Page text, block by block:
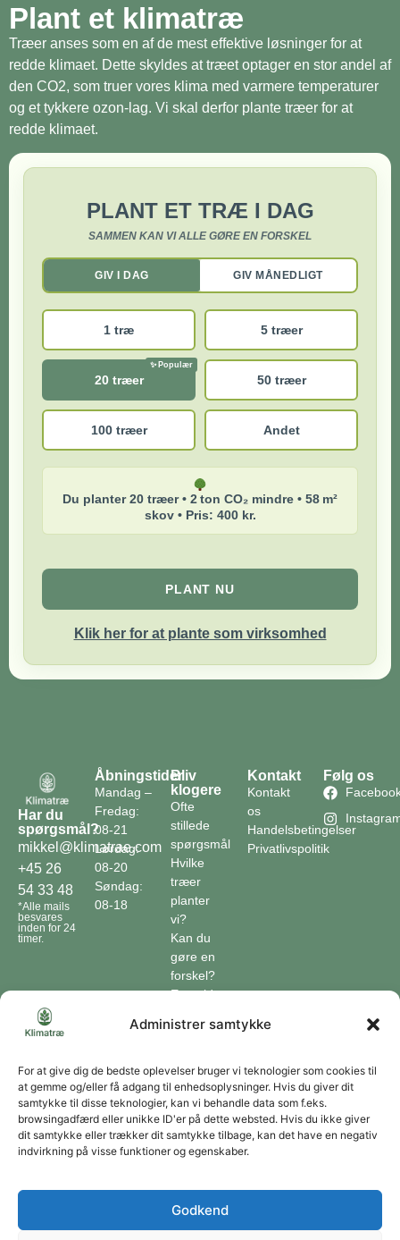
Administrer samtykke
For at give dig de bedste oplevelser bruger vi teknologier som cookies til
at gemme og/eller få adgang til enhedsoplysninger. Hvis du giver dit
samtykke til disse teknologier, kan vi behandle data som f.eks.
browsingadfærd eller unikke ID'er på dette websted. Hvis du ikke giver
dit samtykke eller trækker dit samtykke tilbage, kan det have en negativ
indvirkning på visse funktioner og egenskaber.
Godkend
Plant et klimatræ
Træer anses som en af de mest effektive løsninger for at
redde klimaet. Dette skyldes at træet optager en stor andel af
den CO2, som truer vores klima med varmere temperaturer
og et tykkere ozon-lag. Vi skal derfor plante træer for at
redde klimaet.
PLANT ET TRÆ I DAG
SAMMEN KAN VI ALLE GØRE EN FORSKEL
GIV I DAG GIV MÅNEDLIGT
1 træ 5 træer
20 træer 50 træer
100 træer Andet
Du planter 20 træer • 2 ton CO₂ mindre • 58 m²
skov • Pris: 400 kr.
PLANT NU
Klik her for at plante som virksomhed
Har du
spørgsmål?
mikkel@klimatrae.com
+45 26
54 33 48
*Alle mails
besvares
inden for 24
timer.
Åbningstider
Mandag –
Fredag:
08-21
Lørdag:
08-20
Søndag:
08-18
Bliv
klogere
Ofte
stillede
spørgsmål
Hvilke
træer
planter
vi?
Kan du
gøre en
forskel?
En guide
Klimaordbogen
optager
træer
co2?
Kontakt
Kontakt
os
Handelsbetingelser
Privatlivspolitik
Følg os
Forbliv forbundet